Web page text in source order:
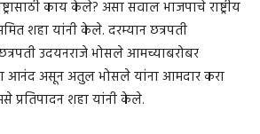
काय केले? असा सवाल भाजपाचे राष्ट्रीय
शहा यांनी केले. दरम्यान छत्रपती
उदयनराजे भोसले आमच्याबरोबर
आनंद असून अतुल भोसले यांना आमदार करा
प्रतिपादन शहा यांनी केले.